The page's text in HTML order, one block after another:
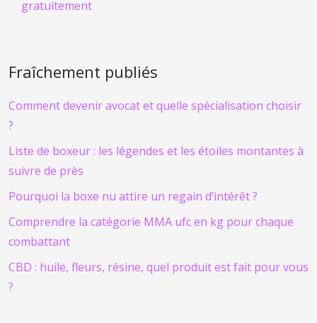
gratuitement
Fraîchement publiés
Comment devenir avocat et quelle spécialisation choisir
?
Liste de boxeur : les légendes et les étoiles montantes à
suivre de près
Pourquoi la boxe nu attire un regain d’intérêt ?
Comprendre la catégorie MMA ufc en kg pour chaque
combattant
CBD : huile, fleurs, résine, quel produit est fait pour vous
?